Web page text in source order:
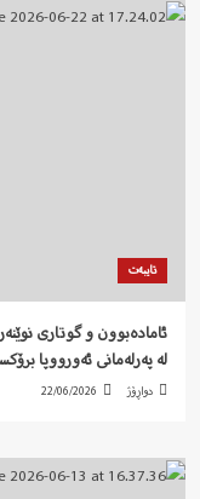
تایبەت
ئامادەبوون و گوتاری
لە پەرلەمانی ئەورووپا
دواڕۆژ 22/06/2026